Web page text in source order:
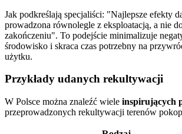
Jak podkreślają specjaliści:
Najlepsze efekty
prowadzona równolegle z eksploatacją, a nie
zakończeniu . To podejście minimalizuje
środowisko i skraca czas potrzebny na
użytku.
Przykłady udanych rekultywacji
W Polsce można znaleźć wiele inspirujących
przeprowadzonych rekultywacji terenów